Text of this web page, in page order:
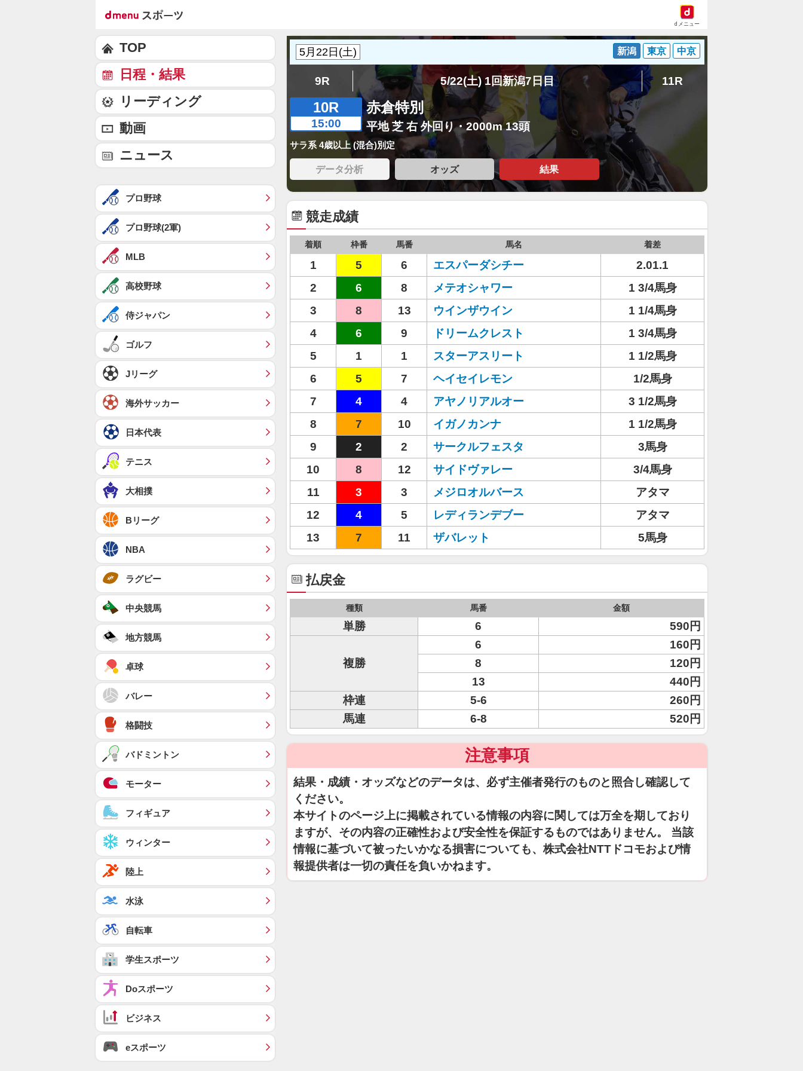
dメニュー
新潟 東京 中京
9R 5/22(土) 1回新潟7日目 11R
10R
15:00
赤倉特別
平地 芝 右 外回り・2000m 13頭
サラ系 4歳以上 (混合)別定
データ分析 オッズ 結果
競走成績
着順 枠番 馬番 馬名 着差
1 5 6 エスパーダシチー
2.01.1
2
6 8 メテオシャワー
1 3/4馬身
3
8 13 ウインザウイン
1 1/4馬身
4
6 9 ドリームクレスト
1 3/4馬身
5
1 1 スターアスリート
1 1/2馬身
6
5 7 ヘイセイレモン
1/2馬身
7
4 4 アヤノリアルオー
3 1/2馬身
8
7 10 イガノカンナ
1 1/2馬身
9
2 2 サークルフェスタ
3馬身
10
8 12 サイドヴァレー
3/4馬身
11
3 3 メジロオルバース
アタマ
12
4 5 レディランデブー
アタマ
13
7 11 ザバレット 5馬身
払戻金
種類 馬番 金額
単勝 6 590円
複勝
6
160円
8
120円
13
440円
枠連
5-6
260円
馬連
6-8 520円
注意事項
結果・成績・オッズなどのデータは、必ず主催者発行のものと照合し確認して
ください。
本サイトのページ上に掲載されている情報の内容に関しては万全を期しており
ますが、その内容の正確性および安全性を保証するものではありません。 当該
情報に基づいて被ったいかなる損害についても、株式会社NTTドコモおよび情
報提供者は一切の責任を負いかねます。
TOP
日程・結果
リーディング
動画
ニュース
プロ野球
プロ野球(2軍)
MLB
高校野球
侍ジャパン
ゴルフ
Jリーグ
海外サッカー
日本代表
テニス
大相撲
Bリーグ
NBA
ラグビー
中央競馬
地方競馬
卓球
バレー
格闘技
バドミントン
モーター
フィギュア
ウィンター
陸上
水泳
自転車
学生スポーツ
Doスポーツ
ビジネス
eスポーツ